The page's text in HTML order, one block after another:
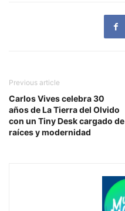
Previous article
Carlos Vives celebra 30
años de La Tierra del Olvido
con un Tiny Desk cargado de
raíces y modernidad